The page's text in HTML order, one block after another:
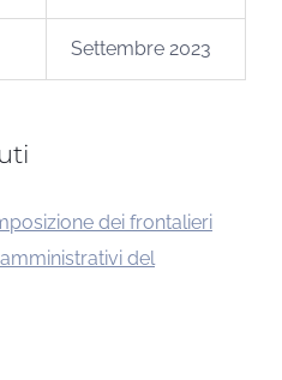
Settembre 2023
dei frontalieri
del